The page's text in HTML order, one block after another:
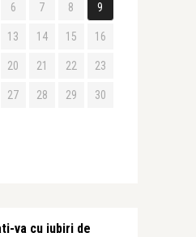
6 7 8 9
13 14 15 16
20 21 22 23
27 28 29 30
va cu iubiri de